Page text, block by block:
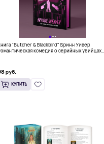
"Butcher & Blackbird" Бринн Уивер
комедия о серийных убийцах
руб.
КУПИТЬ